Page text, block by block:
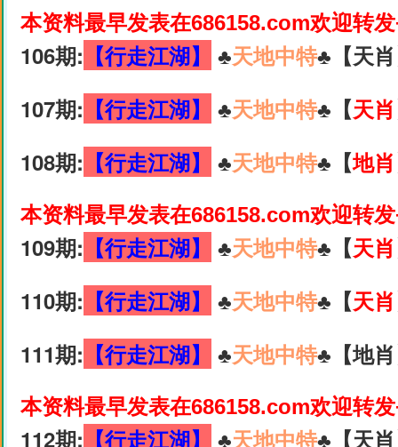
本资料最早发表在686158.com欢迎转
106期: 【行走江湖】 ♣️天地中特♣️【天
107期: 【行走江湖】 ♣️天地中特♣️【天肖
108期: 【行走江湖】 ♣️天地中特♣️【地肖
本资料最早发表在686158.com欢迎转
109期: 【行走江湖】 ♣️天地中特♣️【天肖
110期: 【行走江湖】 ♣️天地中特♣️【天肖
111期: 【行走江湖】 ♣️天地中特♣️【地
本资料最早发表在686158.com欢迎转
112期: 【行走江湖】 ♣️天地中特♣️【天